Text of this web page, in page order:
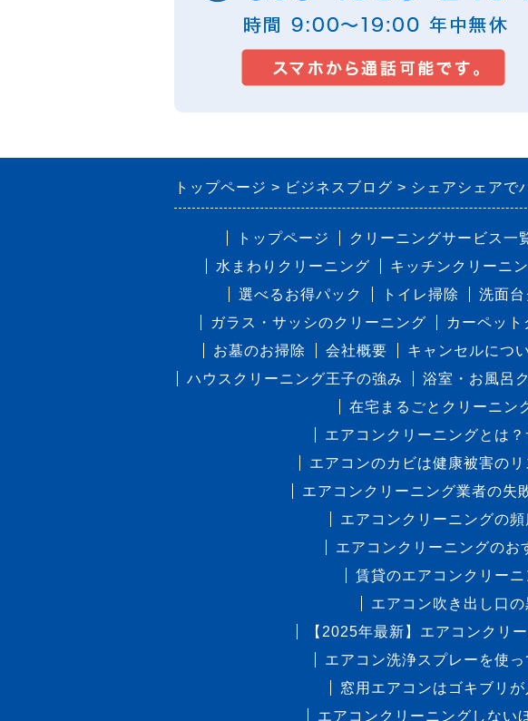
トップページ ビジネスブログ シェアシェアで
トップページ クリーニングサービス一
水まわりクリーニング
キッチンクリーニ
選べるお得パック
トイレ掃除 洗面
ガラス・サッシのクリーニング
カーペッ
お墓のお掃除
会社概要 キャンセルにつ
ハウスクリーニング王子の強み
浴室・お風呂
在宅まるごとクリーニン
エアコンクリーニングとは
エアコンのカビは健康被害の
エアコンクリーニング業者の失
エアコンクリーニングの
エアコンクリーニングのお
賃貸のエアコンクリー
エアコン吹き出し口
【2025年最新】エアコンクリ
エアコン洗浄スプレーを使
窓用エアコンはゴキブリ
エアコンクリーニングしない